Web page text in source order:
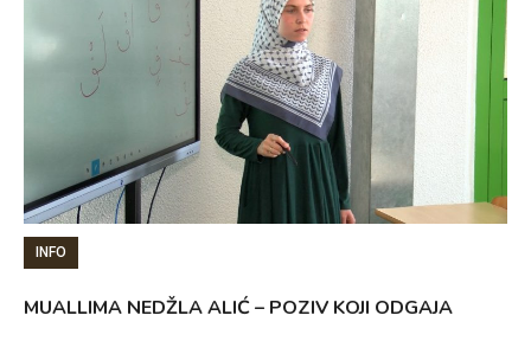
INFO
MUALLIMA NEDŽLA ALIĆ – POZIV KOJI ODGAJA